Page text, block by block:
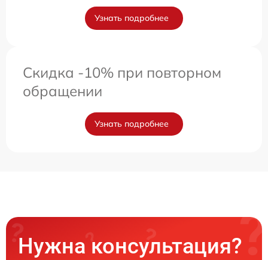
Узнать подробнее
Скидка -10% при повторном
обращении
Узнать подробнее
Нужна консультация?